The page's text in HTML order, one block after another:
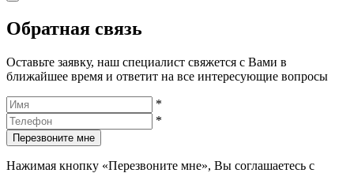
Обратная связь
Оставьте заявку, наш специалист свяжется с Вами в
ближайшее время и ответит на все интересующие вопросы
*
*
Перезвоните мне
Нажимая кнопку «Перезвоните мне», Вы соглашаетесь с